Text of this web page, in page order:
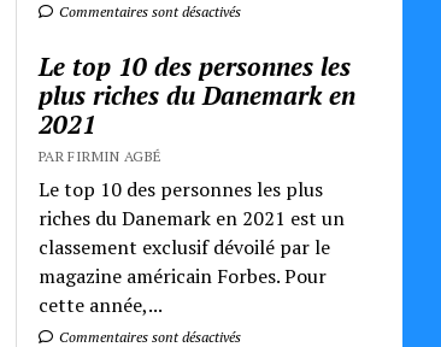
Commentaires sont désactivés
Le top 10 des personnes les
plus riches du Danemark en
2021
PAR FIRMIN AGBÉ
Le top 10 des personnes les plus
riches du Danemark en 2021 est un
classement exclusif dévoilé par le
magazine américain Forbes. Pour
cette année,...
Commentaires sont désactivés